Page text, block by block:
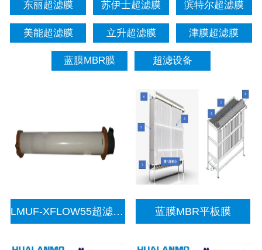
东丽超滤膜 苏伊士超滤膜 滨特尔超滤膜
美能超滤膜 立升超滤膜 津膜超滤膜
蓝膜MBR膜 超滤设备
LMUF-XFLOW55超滤膜（内压） 蓝膜MBR平板膜